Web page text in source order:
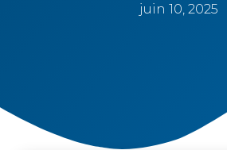
juin 10, 2025